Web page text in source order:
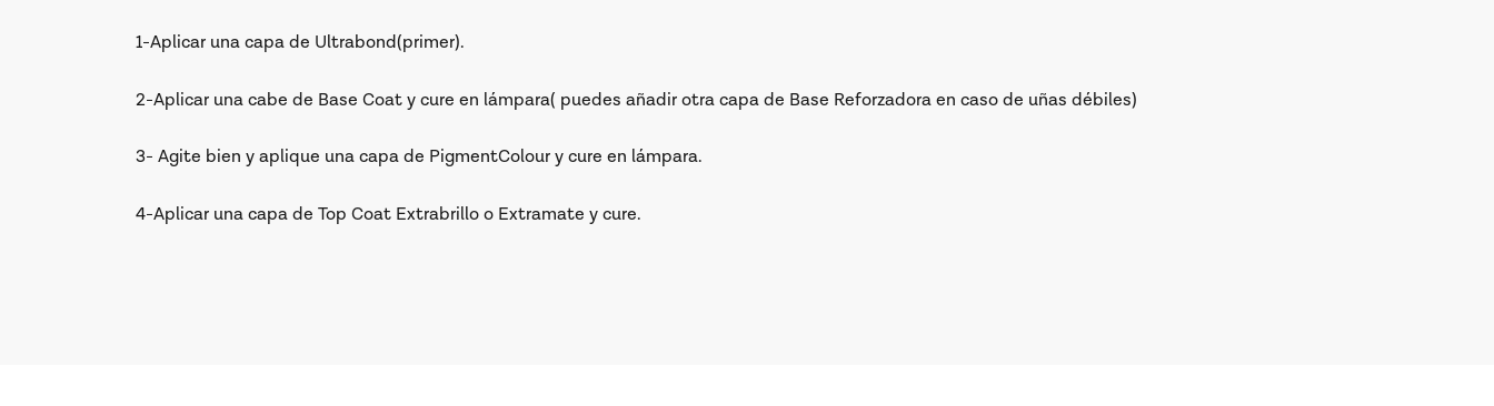
1-Aplicar una capa de Ultrabond(primer).
2-Aplicar una cabe de Base Coat y cure en lámpara( puedes añadir otra capa de Base Reforzadora en caso de uñas débiles)
3- Agite bien y aplique una capa de PigmentColour y cure en lámpara.
4-Aplicar una capa de Top Coat Extrabrillo o Extramate y cure.